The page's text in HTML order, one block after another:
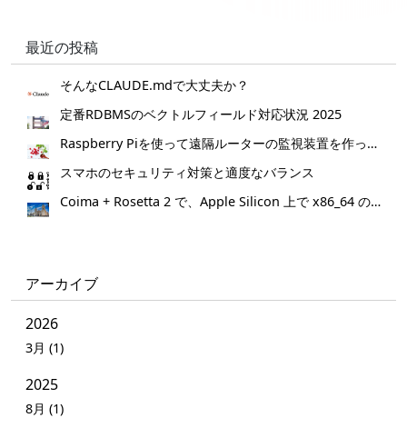
最近の投稿
そんなCLAUDE.mdで大丈夫か？
定番RDBMSのベクトルフィールド対応状況 2025
Raspberry Piを使って遠隔ルーターの監視装置を作ってみた。
スマホのセキュリティ対策と適度なバランス
Coima + Rosetta 2 で、Apple Silicon 上で x86_64 の Docker イメージをビルドする (Docker desktop やめる)
アーカイブ
2026
3月 (1)
2025
8月 (1)